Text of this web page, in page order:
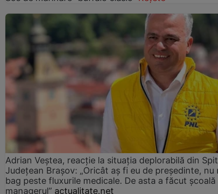
Adrian Veștea, reacție la situația deplorabilă din
Județean Brașov: „Oricât aș fi eu de președinte, nu
bag peste fluxurile medicale. De asta a făcut școală
managerul” actualitate.net